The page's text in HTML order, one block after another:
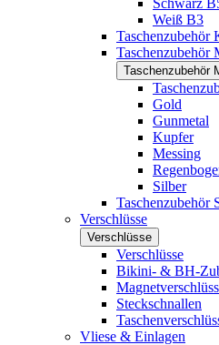
Schwarz
Weiß B3
Taschenzubehör
Taschenzubehör
Taschenzubehör
Gold
Gunmetal
Kupfer
Messing
Silber
Taschenzubehör
Verschlüsse
Verschlüsse
Verschlüsse
Bikini- & BH-
Steckschnallen
Vliese & Einlagen